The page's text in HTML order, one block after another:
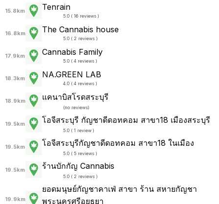
15.8km Tenrain
5.0 ( 16 reviews )
16.8km The Cannabis house
5.0 ( 2 reviews )
17.9km Cannabis Family
5.0 ( 4 reviews )
18.3km NA.GREEN LAB
4.0 ( 4 reviews )
18.9km แคนาบิสโรดสระบุรี
(no reviews)
19.5km โอจีสระบุรี กัญชาดีดอทคอม สาขา18 เมืองสระบุรี
5.0 ( 1 review )
19.5km โอจีสระบุรีกัญชาดีดอทคอม สาขา18 ในเมือง
5.0 ( 5 reviews )
19.5km ร้านบักกัญ Cannabis
5.0 ( 2 reviews )
19.9km
ยอดมนุษย์กัญชาคาเฟ่ สาขา ร้าน สหายกัญชา
พระนครศรีอยุธยา